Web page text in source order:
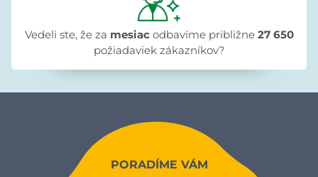
Vedeli ste, že za mesiac odbavíme približne27 650
požiadaviek zákazníkov?
PORADÍME VÁM